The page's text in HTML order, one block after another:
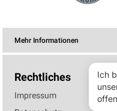
Mehr Informationen
Rechtliches
Impressum